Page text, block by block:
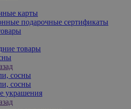
карты
подарочные сертификаты
товары
сосны
сосны
украшения